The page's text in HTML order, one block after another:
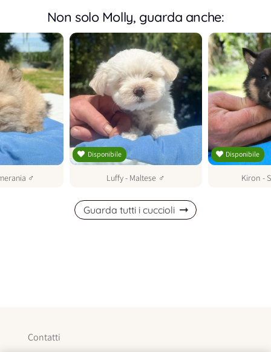
Non solo Molly, guarda anche:
♂
Disponibile
Luffy- Maltese ♂
Disponibile
Kiron -
Guarda tutti i cuccioli
Contatti